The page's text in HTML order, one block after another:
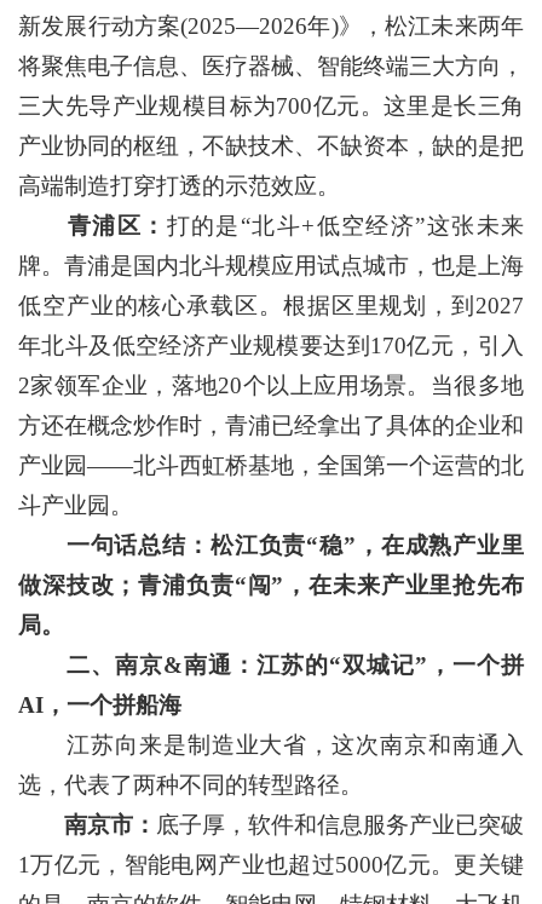
新发展行动方案(2025—2026年)》，松江未来两年
将聚焦电子信息、医疗器械、智能终端三大方向，
三大先导产业规模目标为700亿元。这里是长三角
产业协同的枢纽，不缺技术、不缺资本，缺的是把
高端制造打穿打透的示范效应。
青浦区： 打的是“北斗+低空经济”这张未来
牌。青浦是国内北斗规模应用试点城市，也是上海
低空产业的核心承载区。根据区里规划，到2027
年北斗及低空经济产业规模要达到170亿元，引入
2家领军企业，落地20个以上应用场景。当很多地
方还在概念炒作时，青浦已经拿出了具体的企业和
产业园——北斗西虹桥基地，全国第一个运营的北
斗产业园。
一句话总结：松江负责“稳”，在成熟产业里
做深技改；青浦负责“闯”，在未来产业里抢先布
局。
二、南京&南通：江苏的“双城记”，一个拼
AI，一个拼船海
江苏向来是制造业大省，这次南京和南通入
选，代表了两种不同的转型路径。
南京市： 底子厚，软件和信息服务产业已突破
1万亿元，智能电网产业也超过5000亿元。更关键